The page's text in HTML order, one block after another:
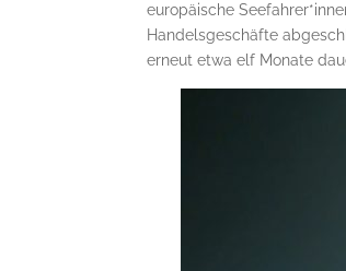
europäische
Handelsgeschäfte
erneut etwa elf Monate